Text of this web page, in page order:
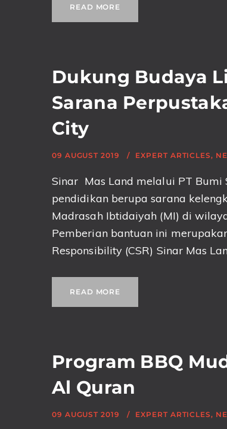
READ MORE
Dukung Budaya
Sarana
City
09 AUGUST 2019 EXPERT ARTICLES,
Sinar Mas Land melalui PT Bumi
pendidikan berupa sarana
Madrasah Ibtidaiyah (MI) di
Pemberian bantuan ini
Responsibility (CSR) Sinar Mas
READ MORE
Program BBQ
Al Quran
09 AUGUST 2019 EXPERT ARTICLES,